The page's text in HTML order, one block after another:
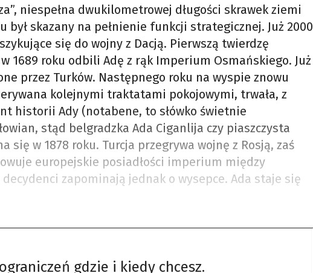
niespełna dwukilometrowej długości skrawek ziemi
był skazany na pełnienie funkcji strategicznej. Już 2000
się do wojny z Dacją. Pierwszą twierdzę
1689 roku odbili Adę z rąk Imperium Osmańskiego. Już
przez Turków. Następnego roku na wyspie znowu
kolejnymi traktatami pokojowymi, trwała, z
historii Ady (notabene, to słówko świetnie
stąd belgradzka Ada Ciganlija czy piaszczysta
się w 1878 roku. Turcja przegrywa wojnę z Rosją, zaś
europejskie posiadłości imperium między
zapominają jednak o wysepce. Ada staje się
gdzie i kiedy chcesz.